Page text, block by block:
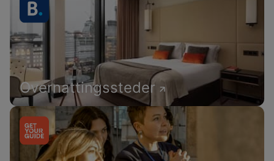
Overnattingssteder